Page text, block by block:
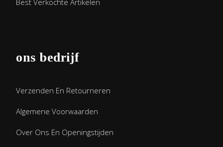
ons bedrijf
Verzenden En Retourneren
Algemene Voorwaarden
Over Ons En Openingstijden